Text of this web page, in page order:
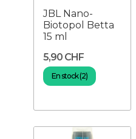
JBL Nano-
Biotopol Betta
15 ml
5,90 CHF
En stock (2)